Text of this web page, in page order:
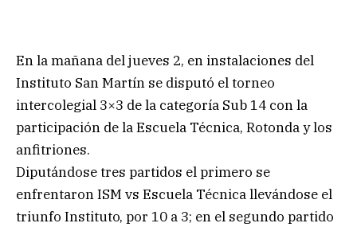
En la mañana del jueves 2, en instalaciones del
Instituto San Martín se disputó el torneo
intercolegial 3×3 de la categoría Sub 14 con la
participación de la Escuela Técnica, Rotonda y los
anfitriones.
Diputándose tres partidos el primero se
enfrentaron ISM vs Escuela Técnica llevándose el
triunfo Instituto, por 10 a 3; en el segundo partido